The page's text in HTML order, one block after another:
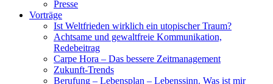
Presse
Vorträge
Ist Weltfrieden wirklich ein utopischer Traum?
Achtsame und gewaltfreie Kommunikation,
Redebeitrag
Carpe Hora – Das bessere Zeitmanagement
Zukunft-Trends
Berufung – Lebensplan – Lebenssinn. Was ist mir